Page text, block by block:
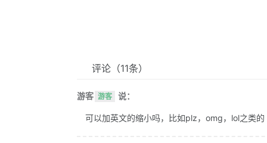
评论 （11条）
游客 游客 说：
可以加英文的缩小吗，比如plz，omg，lol之类的